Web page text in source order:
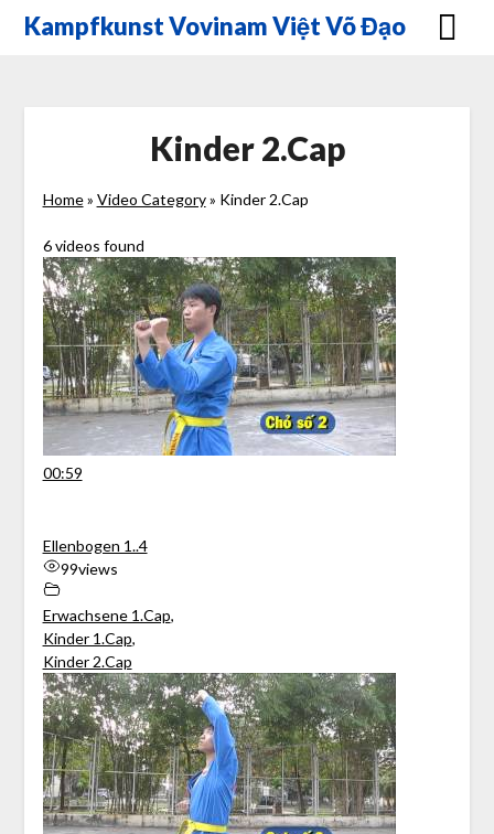
SkipKampfkunst Vovinam Việt Võ Đạo
Kinder 2.Cap
Home» Video Category» Kinder 2.Cap
6 videos found
00:59
Ellenbogen 1..4
99views
Erwachsene 1.Cap,
Kinder 1.Cap,
Kinder 2.Cap